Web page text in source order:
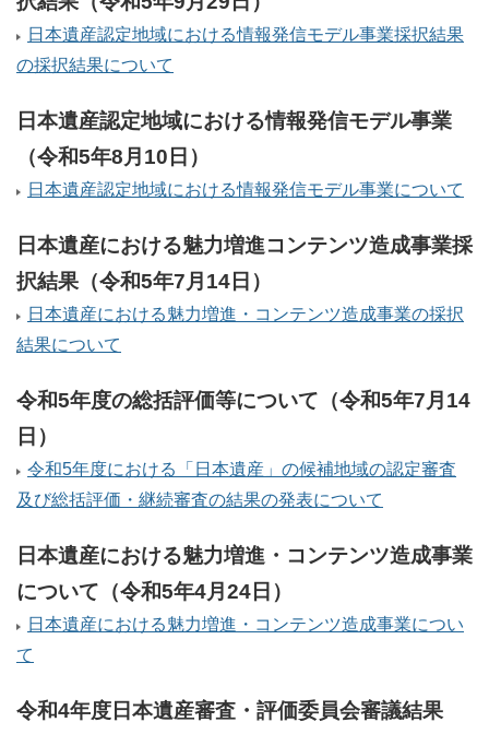
日本遺産認定地域における情報発信モデル事業採択結果
の採択結果について
日本遺産認定地域における情報発信モデル事業
（令和5年8月10日）
日本遺産認定地域における情報発信モデル事業について
日本遺産における魅力増進コンテンツ造成事業採
択結果（令和5年7月14日）
日本遺産における魅力増進・コンテンツ造成事業の採択
結果について
令和5年度の総括評価等について（令和5年7月14
日）
令和5年度における「日本遺産」の候補地域の認定審査
及び総括評価・継続審査の結果の発表について
日本遺産における魅力増進・コンテンツ造成事業
について（令和5年4月24日）
日本遺産における魅力増進・コンテンツ造成事業につい
て
令和4年度日本遺産審査・評価委員会審議結果